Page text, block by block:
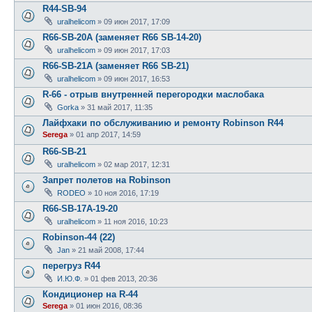
R44-SB-94
uralhelicom » 09 июн 2017, 17:09
R66-SB-20A (заменяет R66 SB-14-20)
uralhelicom » 09 июн 2017, 17:03
R66-SB-21A (заменяет R66 SB-21)
uralhelicom » 09 июн 2017, 16:53
R-66 - отрыв внутренней перегородки маслобака
Gorka » 31 май 2017, 11:35
Лайфхаки по обслуживанию и ремонту Robinson R44
Serega » 01 апр 2017, 14:59
R66-SB-21
uralhelicom » 02 мар 2017, 12:31
Запрет полетов на Robinson
RODEO » 10 ноя 2016, 17:19
R66-SB-17A-19-20
uralhelicom » 11 ноя 2016, 10:23
Robinson-44 (22)
Jan » 21 май 2008, 17:44
перегруз R44
И.Ю.Ф. » 01 фев 2013, 20:36
Кондиционер на R-44
Serega » 01 июн 2016, 08:36